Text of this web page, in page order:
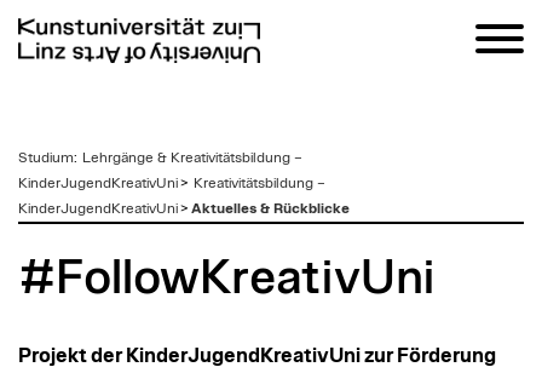
zum
Inhalt
Studium: Lehrgänge & Kreativitätsbildung –
KinderJugendKreativUni> Kreativitätsbildung –
KinderJugendKreativUni> Aktuelles & Rückblicke
#FollowKreativUni
Projekt der KinderJugendKreativUni zur Förderung